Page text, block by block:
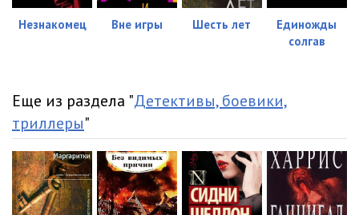
032 08:11
08:08
035
036 08:07
037 08:04
038 08:03
Незнакомец Вне игры Шесть лет
Единожды
солгав
Еще из раздела "Детективы, боевики,
триллеры"